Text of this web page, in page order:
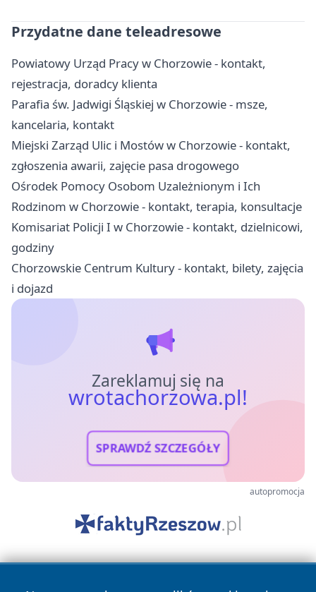
Przydatne dane teleadresowe
Powiatowy Urząd Pracy w Chorzowie - kontakt,
rejestracja, doradcy klienta
Parafia św. Jadwigi Śląskiej w Chorzowie - msze,
kancelaria, kontakt
Miejski Zarząd Ulic i Mostów w Chorzowie - kontakt,
zgłoszenia awarii, zajęcie pasa drogowego
Ośrodek Pomocy Osobom Uzależnionym i Ich
Rodzinom w Chorzowie - kontakt, terapia, konsultacje
Komisariat Policji I w Chorzowie - kontakt, dzielnicowi,
godziny
Chorzowskie Centrum Kultury - kontakt, bilety, zajęcia
i dojazd
Zareklamuj się na
wrotachorzowa.pl!
SPRAWDŹ SZCZEGÓŁY
autopromocja